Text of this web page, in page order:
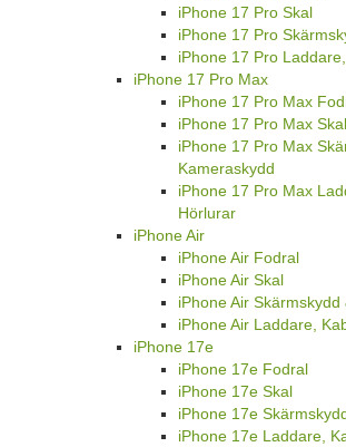
iPhone 17 Pro Skal
iPhone 17 Pro
iPhone 17 Pro
iPhone 17 Pro Max
iPhone 17 Pro Max
iPhone 17 Pro Max Skal
iPhone 17 Pro Max
Kameraskydd
iPhone 17 Pro Max
Hörlurar
iPhone Air
iPhone Air Fodral
iPhone Air Skal
iPhone Air
iPhone Air Laddare,
iPhone 17e
iPhone 17e Fodral
iPhone 17e Skal
iPhone 17e
iPhone 17e Laddare,